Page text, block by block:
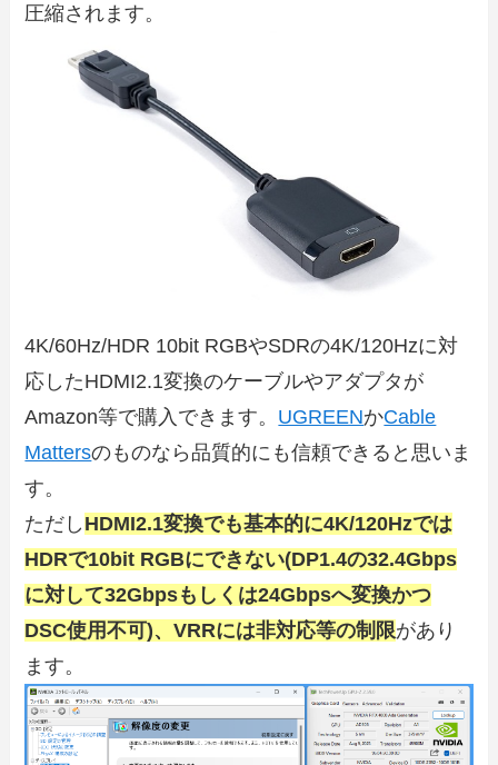
圧縮されます。
4K/60Hz/HDR 10bit RGBやSDRの4K/120Hzに対
応したHDMI2.1変換のケーブルやアダプタが
Amazon等で購入できます。 UGREENかCable
Mattersのものなら品質的にも信頼できると思いま
す。
ただし HDMI2.1変換でも基本的に4K/120Hzでは
HDRで10bit RGBにできない(DP1.4の32.4Gbps
に対して32Gbpsもしくは24Gbpsへ変換かつ
DSC使用不可)、VRRには非対応等の制限があり
ます。